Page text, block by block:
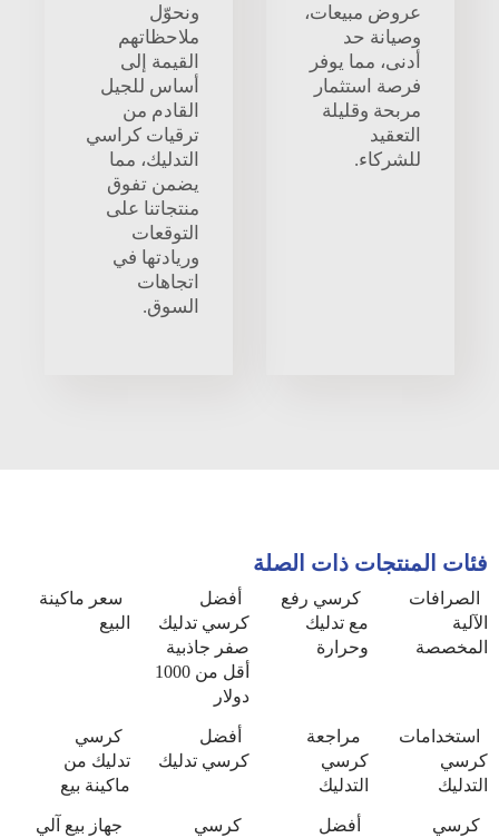
عروض مبيعات،
وصيانة حد
أدنى، مما يوفر
فرصة استثمار
مربحة وقليلة
التعقيد
للشركاء.
ونحوّل
ملاحظاتهم
القيمة إلى
أساس للجيل
القادم من
ترقيات كراسي
التدليك، مما
يضمن تفوق
منتجاتنا على
التوقعات
وريادتها في
اتجاهات
السوق.
فئات المنتجات ذات الصلة
الصرافات
الآلية
المخصصة
كرسي رفع
مع تدليك
وحرارة
أفضل
كرسي تدليك
صفر جاذبية
أقل من 1000
دولار
سعر ماكينة
البيع
استخدامات
كرسي
التدليك
مراجعة
كرسي
التدليك
أفضل
كرسي تدليك
كرسي
تدليك من
ماكينة بيع
كرسي
أفضل
كرسي
جهاز بيع آلي